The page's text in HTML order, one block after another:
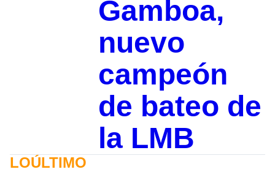
Gamboa,
nuevo
campeón
de bateo de
la LMB
LOÚLTIMO